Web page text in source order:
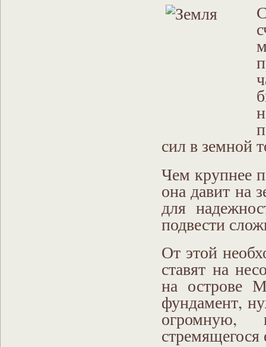
сил в земной
Чем крупнее
она давит на
для
подвести
От этой
ставят на
на острове
фундамент,
огромную,